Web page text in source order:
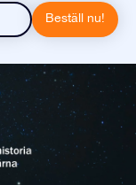
Beställ nu!